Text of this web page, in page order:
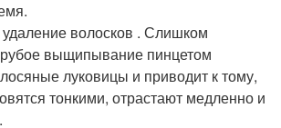
волосков . Слишком
выщипывание пинцетом
луковицы и приводит к тому,
тонкими, отрастают медленно и